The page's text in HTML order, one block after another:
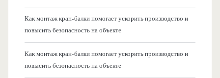
Как монтаж кран-балки помогает ускорить производство и
повысить безопасность на объекте
Как монтаж кран-балки помогает ускорить производство и
повысить безопасность на объекте